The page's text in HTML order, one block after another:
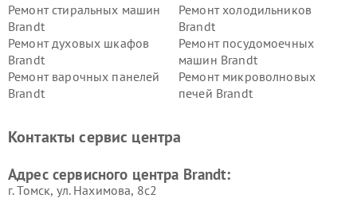
Ремонт стиральных машин
Brandt
Ремонт холодильников
Brandt
Ремонт духовых шкафов
Brandt
Ремонт посудомоечных
машин Brandt
Ремонт варочных панелей
Brandt
Ремонт микроволновых
печей Brandt
Контакты сервис центра
Адрес сервисного центра Brandt:
г. Томск, ул. Нахимова, 8с2